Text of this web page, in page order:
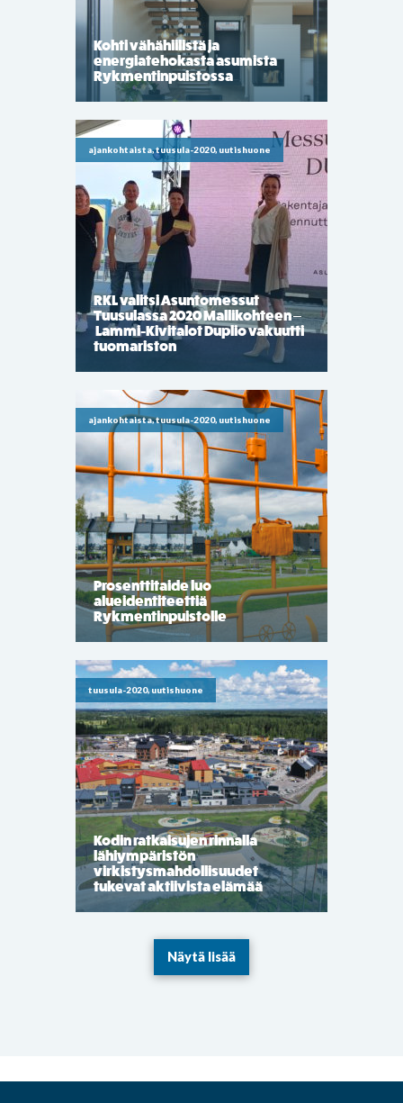
Kohti vähähiilistä ja
energiatehokasta asumista
Rykmentinpuistossa
ajankohtaista, tuusula-2020, uutishuone
RKL valitsi Asuntomessut
Tuusulassa 2020 Mallikohteen –
Lammi-Kivitalot Duplio vakuutti
tuomariston
ajankohtaista, tuusula-2020, uutishuone
Prosenttitaide luo
alueidentiteettiä
Rykmentinpuistolle
tuusula-2020, uutishuone
Kodin ratkaisujen rinnalla
lähiympäristön
virkistysmahdollisuudet
tukevat aktiivista elämää
Näytä lisää